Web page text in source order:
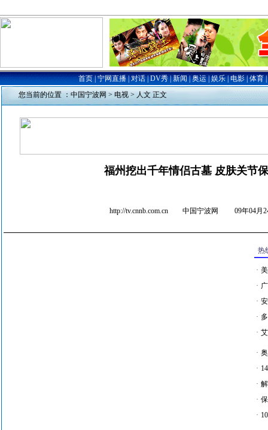
您当前的位置 ： 中国宁波网 > 电视 > 人文 正文
福州挖出千年情侣古墓 皮肤关节
http://tv.cnnb.com.cn 中国宁波网 09年04月
热
·
·
·
·
·
·
·
·
·
·